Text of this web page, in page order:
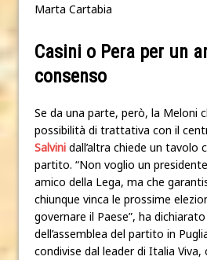
Marta Cartabia
Casini o Pera per un
consenso
Se da una parte, però, la Meloni
possibilità di trattativa con il
Salvini dall’altra chiede un
partito. “Non voglio un
amico della Lega, ma che
chiunque vinca le prossime
governare il Paese”, ha
dell’assemblea del partito in
condivise dal leader di Italia